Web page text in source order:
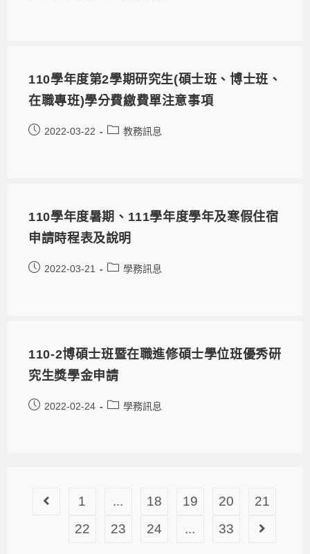
110學年度第2學期研究生(碩士班、博士班、
在職專班)學分費繳費單注意事項
2022-03-22 教務訊息
110學年度暑期、111學年度學年及寒假住宿
申請時程表及說明
2022-03-21 學務訊息
110-2博碩士班暨在職進修碩士學位班優秀研
究生獎學金申請
2022-02-24 學務訊息
1 ... 18 19 20
21
22
23 24 ... 33